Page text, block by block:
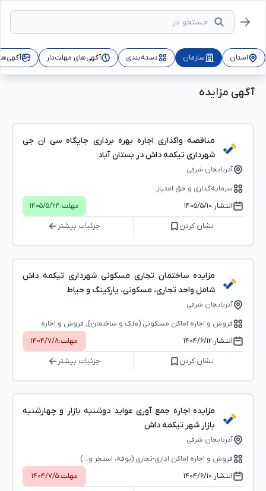
استان سازمان دسته‌بندی آگهی‌های مهلت‌دار
آگهی مزایده
مناقصه واگذاری اجاره بهره برداری جایگاه سی ان جی
شهرداری تیکمه داش در بستان آباد
آذربایجان شرقی
سرمایه‌گذاری و حق امتیاز
انتشار:۱۴۰۵/۵/۱۰ مهلت:۱۴۰۵/۵/۲۴
نشان کردن جزئیات بیشتر
مزایده ساختمان تجاری مسکونی شهرداری تیکمه داش
شامل واحد تجاری، مسکونی، پارکینگ و حیاط
آذربایجان شرقی
فروش و اجاره اماکن مسکونی (ملک و ساختمان), فروش و اجاره
اماکن اداری-تجاری (بوفه، استخر و...)
انتشار:۱۴۰۴/۶/۱۲ مهلت:۱۴۰۴/۷/۸
نشان کردن جزئیات بیشتر
مزایده اجاره جمع آوری عواید دوشنبه بازار و چهارشنبه
بازار شهر تیکمه داش
آذربایجان شرقی
فروش و اجاره اماکن اداری-تجاری (بوفه، استخر و...)
انتشار:۱۴۰۴/۶/۱۰ مهلت:۱۴۰۴/۷/۵